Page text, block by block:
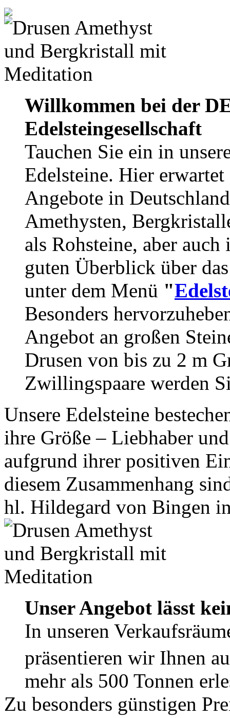
Willkommen bei der
Edelsteingesellschaft
Tauchen Sie ein in
Edelsteine. Hier
Angebote in
Amethysten,
als Rohsteine, aber
guten Überblick über
unter dem Menü "
Besonders
Angebot an großen
Drusen von bis zu 2 m
Zwillingspaare werden
Unsere Edelsteine
ihre Größe – Liebhaber
aufgrund ihrer positiven
diesem Zusammenhang
hl. Hildegard von Bingen
Unser Angebot lässt
In unseren
präsentieren wir Ihnen
mehr als 500 Tonnen
Zu besonders günstigen